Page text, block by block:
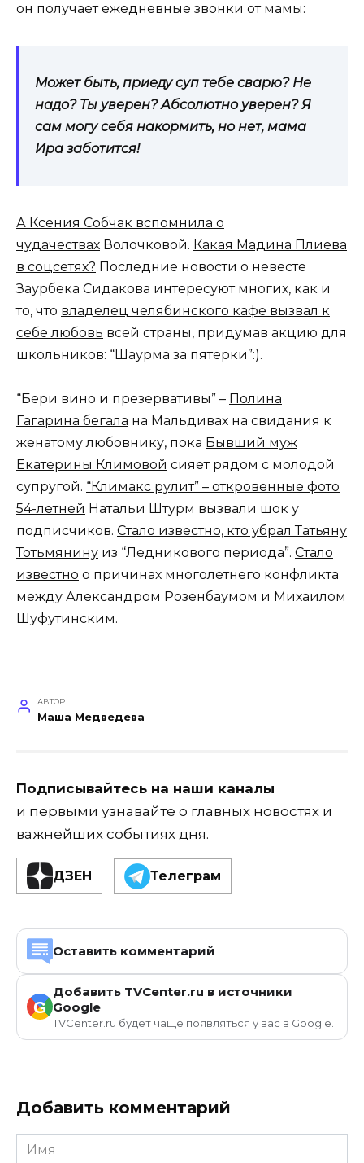
он получает ежедневные звонки от мамы:
Может быть, приеду суп тебе сварю? Не
надо? Ты уверен? Абсолютно уверен? Я
сам могу себя накормить, но нет, мама
Ира заботится!
А Ксения Собчак вспомнила о
чудачествах Волочковой. Какая Мадина Плиева
в соцсетях? Последние новости о невесте
Заурбека Сидакова интересуют многих, как и
то, что владелец челябинского кафе вызвал к
себе любовь всей страны, придумав акцию для
школьников: “Шаурма за пятерки”:).
“Бери вино и презервативы” – Полина
Гагарина бегала на Мальдивах на свидания к
женатому любовнику, пока Бывший муж
Екатерины Климовой сияет рядом с молодой
супругой. “Климакс рулит” – откровенные фото
54-летней Натальи Штурм вызвали шок у
подписчиков. Стало известно, кто убрал Татьяну
Тотьмянину из “Ледникового периода”. Стало
известно о причинах многолетнего конфликта
между Александром Розенбаумом и Михаилом
Шуфутинским.
АВТОР
Маша Медведева
Подписывайтесь на наши каналы
и первыми узнавайте о главных новостях и
важнейших событиях дня.
ДЗЕН Телеграм
Оставить комментарий
G
Добавить TVCenter.ru в источники
Google
TVCenter.ru будет чаще появляться у вас в Google.
Добавить комментарий
Имя